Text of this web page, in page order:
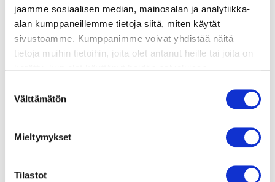
jaamme sosiaalisen median, mainosalan ja analytiikka-
alan kumppaneillemme tietoja siitä, miten käytät
sivustoamme. Kumppanimme voivat yhdistää näitä
tietoja muihin tietoihin, joita olet antanut heille tai joita on
tai vanhempi. Vahvista ikäsi käyttääksesi sivustoa.
valinta
Välttämätön
Mieltymykset
Tilastot
lisätietoja
valmis pizzapohja
1 prk tonnikalaa öljyssä
kapriksia